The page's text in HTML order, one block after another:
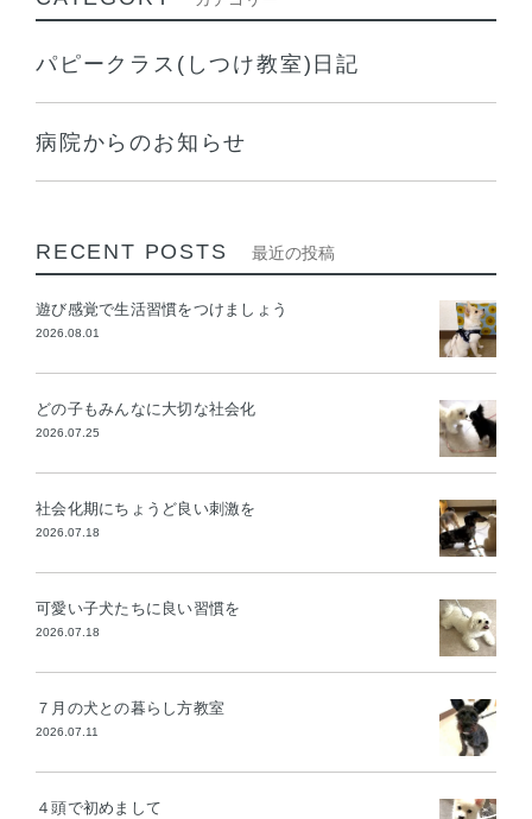
パピークラス(しつけ教室)日記
病院からのお知らせ
RECENT POSTS 最近の投稿
遊び感覚で生活習慣をつけましょう
2026.08.01
どの子もみんなに大切な社会化
2026.07.25
社会化期にちょうど良い刺激を
2026.07.18
可愛い子犬たちに良い習慣を
2026.07.18
７月の犬との暮らし方教室
2026.07.11
４頭で初めまして